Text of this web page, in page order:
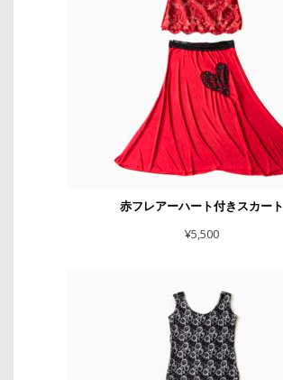
赤フレアーハート付きスカート
¥5,500